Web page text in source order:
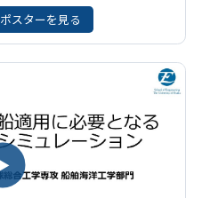
ポスターを見る